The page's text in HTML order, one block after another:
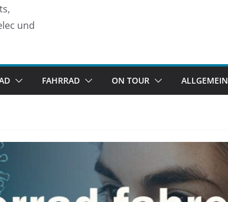
und
FAHRRAD ON TOUR ALLGEMEIN